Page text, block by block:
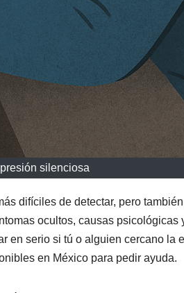
silenciosa
difíciles de detectar, pero
ocultos, causas psicológicas
en serio si tú o alguien cercano la
en México para pedir ayuda.